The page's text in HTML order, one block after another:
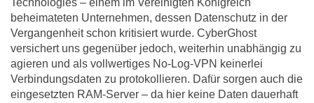
Technologies – einem im Vereinigten Königreich
beheimateten Unternehmen, dessen Datenschutz in der
Vergangenheit schon kritisiert wurde. CyberGhost
versichert uns gegenüber jedoch, weiterhin unabhängig zu
agieren und als vollwertiges No-Log-VPN keinerlei
Verbindungsdaten zu protokollieren. Dafür sorgen auch die
eingesetzten RAM-Server – da hier keine Daten dauerhaft